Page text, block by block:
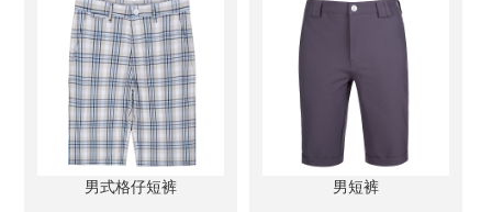
男式格仔短裤 男短裤